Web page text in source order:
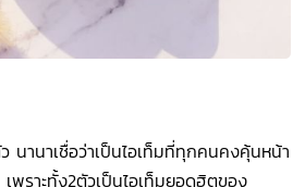
นานาเชื่อว่าเป็นไอเท็มที่ทุกคนคงคุ้นหน้า
พราะทั้ง2ตัวเป็นไอเท็มยอดฮิตของ